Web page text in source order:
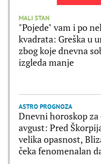
MALI STAN
"Pojede" vam i po
kvadrata: Greška u
zbog koje dnevna
izgleda manje
ASTRO PROGNOZA
Dnevni horoskop za
avgust: Pred
velika opasnost,
čeka fenomenalan